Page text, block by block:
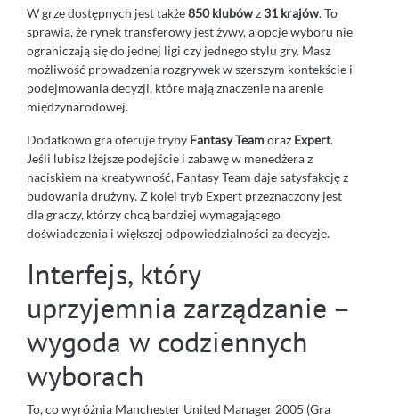
W grze dostępnych jest także850 klubówz31 krajów. To
sprawia, że rynek transferowy jest żywy, a opcje wyboru nie
ograniczają się do jednej ligi czy jednego stylu gry. Masz
możliwość prowadzenia rozgrywek w szerszym kontekście i
podejmowania decyzji, które mają znaczenie na arenie
międzynarodowej.
Dodatkowo gra oferuje tryby Fantasy Teamoraz Expert.
Jeśli lubisz lżejsze podejście i zabawę w menedżera z
naciskiem na kreatywność, Fantasy Team daje satysfakcję z
budowania drużyny. Z kolei tryb Expert przeznaczony jest
dla graczy, którzy chcą bardziej wymagającego
doświadczenia i większej odpowiedzialności za decyzje.
Interfejs, który
uprzyjemnia zarządzanie –
wygoda w codziennych
wyborach
To, co wyróżnia Manchester United Manager 2005 (Gra